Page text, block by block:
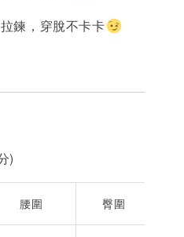
加入購物車
鍊，穿脫不卡卡
)
腰圍 臀圍